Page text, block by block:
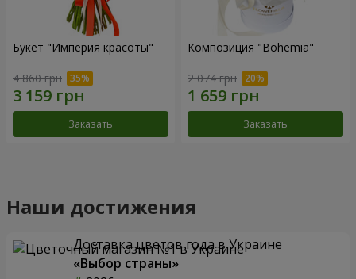
Букет "Империя красоты"
4 860 грн
Заказать
Композиция "Bohemia"
2 074 грн
Заказать
Наши достижения
Доставка цветов года в Украине
«Выбор страны»